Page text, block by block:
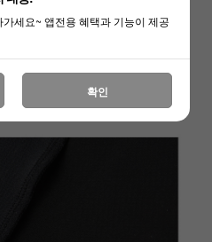
세요~ 앱전용 혜택과 기능이 제공
확인